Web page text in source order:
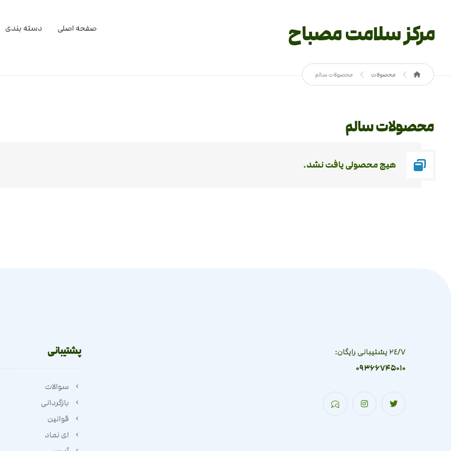
مرکز سلامت مصباح صفحه اصلی دسته بندی
محصولات محصولات سالم
محصولات سالم
هیچ محصولی یافت نشد.
٢٤/٧ پشتیبانی رایگان:
09366745010
پشتیبانی
سوالات
بازگردانی
قوانین
ای نماد